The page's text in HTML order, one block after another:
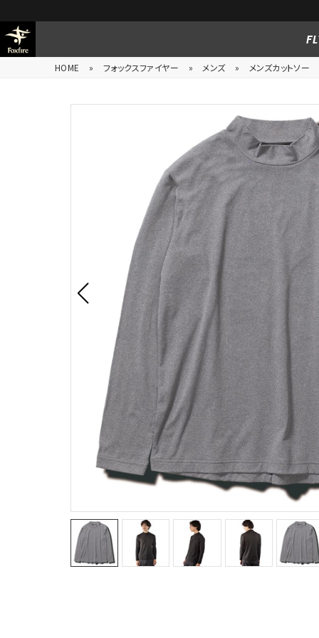
HOME » フォックスファイヤー » メンズ » メンズカットソー